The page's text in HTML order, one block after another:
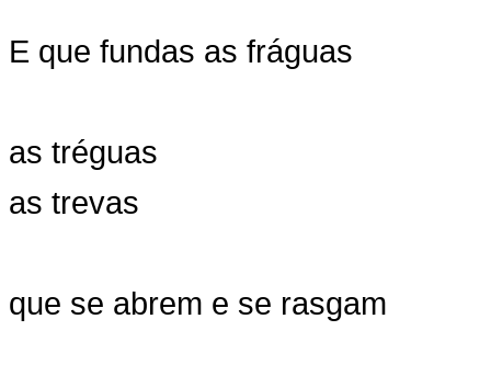
E que fundas as fráguas
as tréguas
as trevas
que se abrem e se rasgam